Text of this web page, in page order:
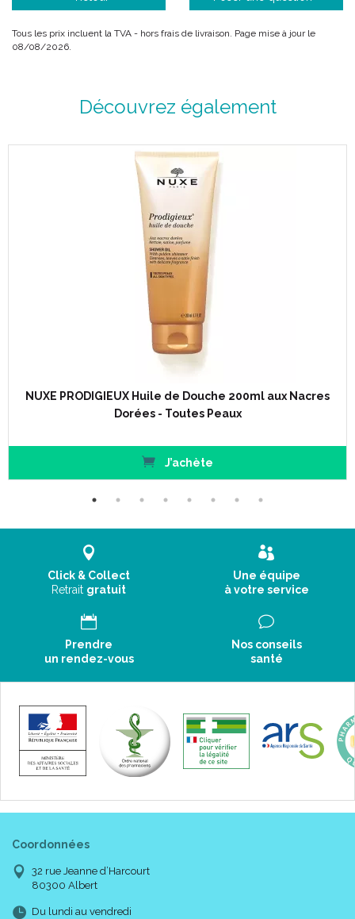
Vaporisez Prodigieux® le parfum à quelques centimètres de
poignets et le creux du décolleté : des notes envoûtantes qui
ont le pouvoir d' éveiller votre féminité et de révéler votre
Précautions d' emploi :
Eviter le contact avec les yeux.
Tenir hors de portée des enfants.
ALCOHOL DENAT, PARFUM/FRAGANCE, AQUA/WATER,
BENZYL SALICYLATE, LINALOOL, LIMONENE, CITRONELLOL,
Code ACL : 9461369
Tous les prix incluent la TVA - hors frais de livraison. Page mise à jour le
08/08/2026.
Découvrez également
NUXE PRODIGIEUX Huile de Douche 200ml aux Nacres
Dorées - Toutes Peaux
J’achète
Click & Collect
Retrait gratuit
Une équipe
à votre service
Prendre
un rendez-vous
Nos conseils
santé
Coordonnées
32 rue Jeanne d’Harcourt
80300 Albert
Du lundi au vendredi